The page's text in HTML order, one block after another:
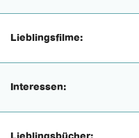
Lieblingsfilme:
Interessen: